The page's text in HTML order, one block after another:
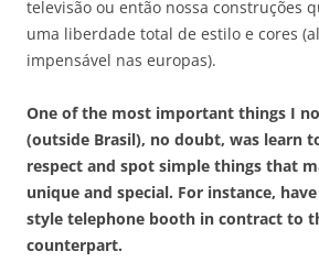
televisão ou então nossa construções
uma liberdade total de estilo e cores
impensável nas europas).
One of the most important things I
(outside Brasil), no doubt, was learn
respect and spot simple things that
unique and special. For instance,
style telephone booth in contract to
counterpart.